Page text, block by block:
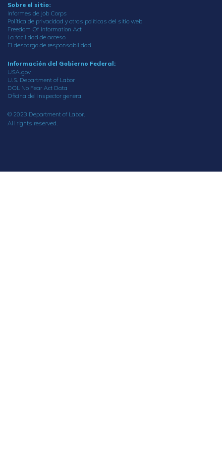
Sobre el sitio:
Informes de Job Corps
Política de privacidad y otras políticas del sitio web
Freedom Of Information Act
La facilidad de acceso
El descargo de responsabilidad
Información del Gobierno Federal:
USA.gov
U.S. Department of Labor
DOL No Fear Act Data
Oficina del inspector general
© 2023 Department of Labor.
All rights reserved.